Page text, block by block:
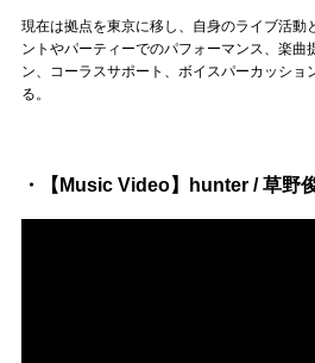
現在は拠点を東京に移し、自身のライブ活動
ントやパーティーでのパフォーマンス、楽曲
ン、コーラスサポート、ボイスパーカッショ
る。
・【Music Video】hunter / 草野